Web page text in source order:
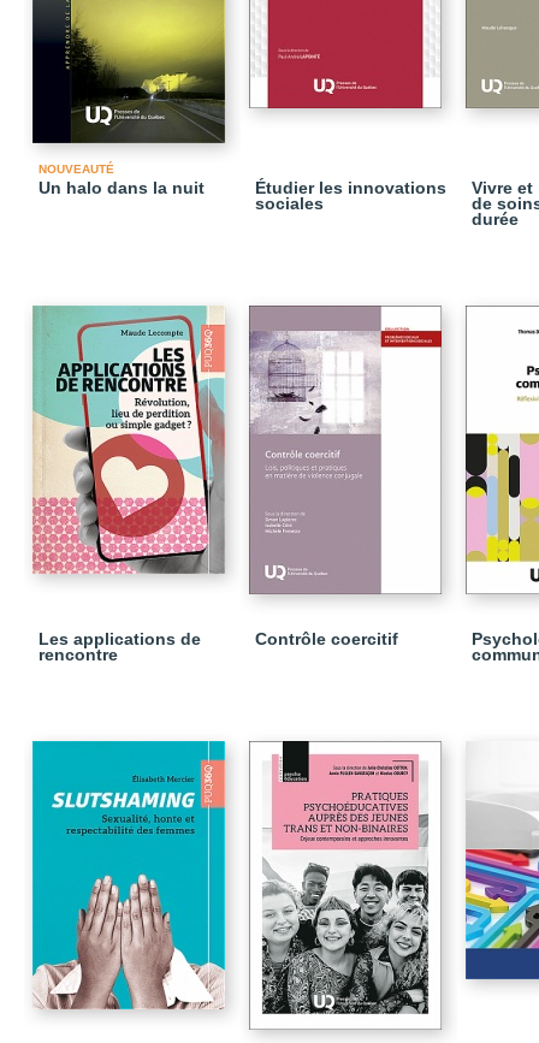
NOUVEAUTÉ
Un halo dans la nuit
Étudier les innovations
sociales
Vivre et
de
durée
Les applications de
rencontre
Contrôle coercitif